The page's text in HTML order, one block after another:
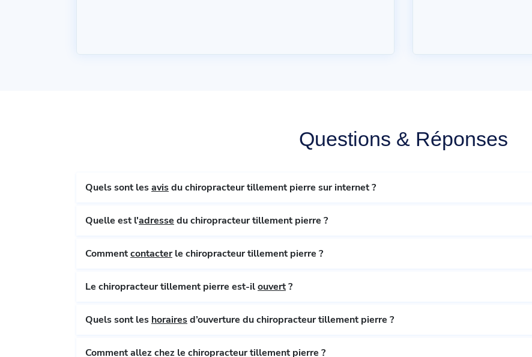
Questions & Réponses
Quels sont lesavisdu chiropracteur tillement pierre sur internet ?
Quelle est l'adresse du chiropracteur tillement pierre ?
Commentcontacterle chiropracteur tillement pierre ?
Le chiropracteur tillement pierre est-ilouvert?
Quels sont les horairesd’ouverture du chiropracteur tillement pierre ?
Comment allez chez le chiropracteur tillement pierre ?